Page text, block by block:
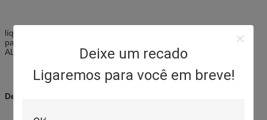
Deixe um recado
Ligaremos para você em breve!
líquido de limpeza de molde 450ml
para moldes de metal de limpeza
ALCANCE, TUV, certificação do ISO
Descrição: